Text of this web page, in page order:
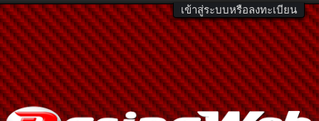
เข้าสู่ระบบหรือลงทะเบียน